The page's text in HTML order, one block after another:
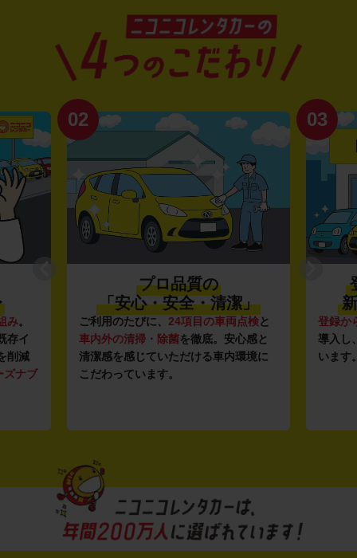
み。
存イ
削減
ズナブ
02
プロ品質の
「安心・安全・清潔」
ご利用のたびに、 24項目の車両点検と
車内外の清掃・除菌を徹底。安心感と
清潔感を感じていただける車内環境に
こだわっています。
03
登録か
導入し
います